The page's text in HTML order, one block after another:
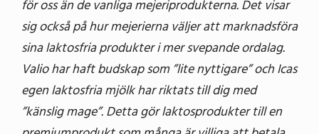
för oss än de vanliga mejeriprodukterna. Det visar
sig också på hur mejerierna väljer att marknadsföra
sina laktosfria produkter i mer svepande ordalag.
Valio har haft budskap som ”lite nyttigare” och Icas
egen laktosfria mjölk har riktats till dig med
”känslig mage”. Detta gör laktosprodukter till en